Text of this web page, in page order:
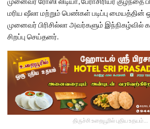
மரிய ஷீலா மற்றும் பெண்கள் படிப்பு மையத்தின்
முனைவர் பிரிசில்லா அவர்களும் இந்நிகழ்வில்
சிறப்பு செய்தனர்.
திருச்சி உறையூரில் புதிய உதயம்...